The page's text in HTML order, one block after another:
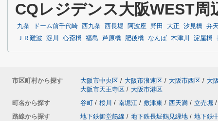
CQレジデンス大阪WEST周
九条 ドーム前千代崎 西九条 西長堀 阿波座 野田 大正 汐見橋 弁
ＪＲ難波
淀川 心斎橋 福島 芦原橋 肥後橋 なんば 木津川 淀屋橋
市区町村から探す 大阪市中央区 / 大阪市浪速区 / 大阪市西区 / 大
大阪市天王寺区 / 大阪市港区
町名から探す
谷町 / 桜川 / 南堀江 / 敷津東 / 西天満 / 立売堀 /
路線から探す
地下鉄御堂筋線 / 地下鉄長堀鶴見緑地 / 地下鉄